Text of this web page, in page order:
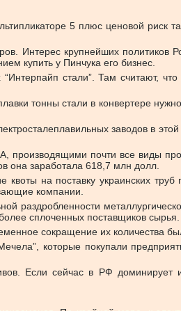
5 плюс ценовой риск
Интерес крупнейших
купить у Пинчука его бизнес.
стали”. Там считают,
тонны стали в конвертере
заводов в
почти все виды
она заработала 618,7 млн долл.
на поставку украинских
компании.
раздробленности
сплоченных поставщиков сырья.
сокращение их количества
которые покупали
Если сейчас в РФ